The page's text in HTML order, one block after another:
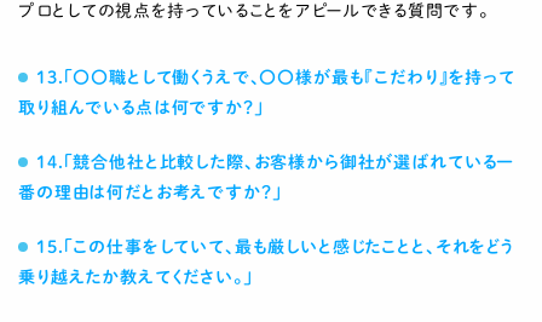
プロとしての視点を持っていることをアピールできる質問です。
13.「〇〇職として働くうえで、〇〇様が最も『こだわり』を持って
取り組んでいる点は何ですか？」
14.「競合他社と比較した際、お客様から御社が選ばれている一
番の理由は何だとお考えですか？」
15.「この仕事をしていて、最も厳しいと感じたことと、それをどう
乗り越えたか教えてください。」